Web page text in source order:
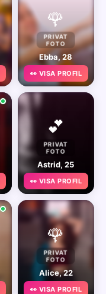
🌹
PRIVAT
FOTO
Ebba, 28
👀 VISA PROFIL
💕
PRIVAT
FOTO
Astrid, 25
👀 VISA PROFIL
🌹
PRIVAT
FOTO
Alice, 22
👀 VISA PROFIL